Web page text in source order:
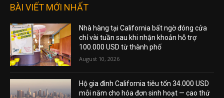
BÀI VIẾT MỚI NHẤT
Nhà hàng tại California bất ngờ đóng cửa
chỉ vài tuần sau khi nhận khoản hỗ trợ
100.000 USD từ thành phố
August 10, 2026
Hộ gia đình California tiêu tốn 34.000 USD
mỗi năm cho hóa đơn sinh hoạt — cao thứ